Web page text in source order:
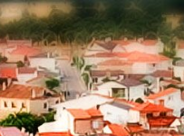
Skip
to
content
Skip
to
left
sidebar
Skip
to
right
sidebar
Skip
to
footer